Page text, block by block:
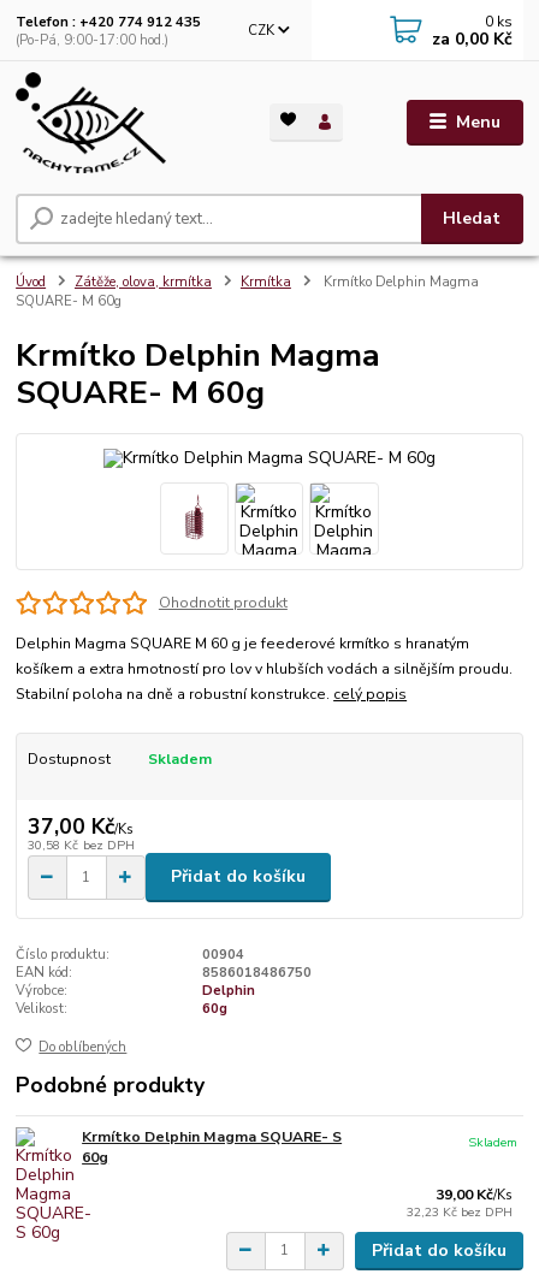
Menu
CZK
Hledat
Telefon : +420 774 912 435
(Po-Pá, 9:00-17:00 hod.)
0 ks
za 0,00 Kč
Úvod Zátěže, olova, krmítka Krmítka
Krmítko Delphin Magma
SQUARE- M 60g
Krmítko Delphin Magma
SQUARE- M 60g
Ohodnotit produkt
Delphin Magma SQUARE M 60 g je feederové krmítko s hranatým
košíkem a extra hmotností pro lov v hlubších vodách a silnějším proudu.
Stabilní poloha na dně a robustní konstrukce. celý popis
Dostupnost Skladem
37,00 Kč/Ks
30,58 Kč bez DPH
Přidat do košíku
Číslo produktu:
00904
EAN kód:
8586018486750
Výrobce:
Delphin
Velikost:
60g
Do oblíbených
Podobné produkty
Krmítko Delphin Magma SQUARE- S
60g
39,00 Kč/Ks
32,23 Kč bez DPH
Skladem
Přidat do košíku